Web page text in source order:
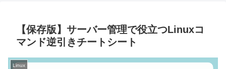
【保存版】サーバー管理で役立つLinuxコ
マンド逆引きチートシート
Linux